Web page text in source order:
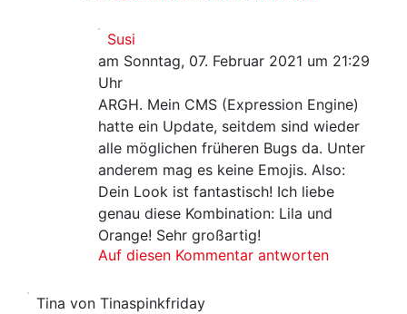
Susi
am Sonntag, 07. Februar 2021 um 21:29
Uhr
ARGH. Mein CMS (Expression Engine)
hatte ein Update, seitdem sind wieder
alle möglichen früheren Bugs da. Unter
anderem mag es keine Emojis. Also:
Dein Look ist fantastisch! Ich liebe
genau diese Kombination: Lila und
Orange! Sehr großartig!
Auf diesen Kommentar antworten
Tina von Tinaspinkfriday